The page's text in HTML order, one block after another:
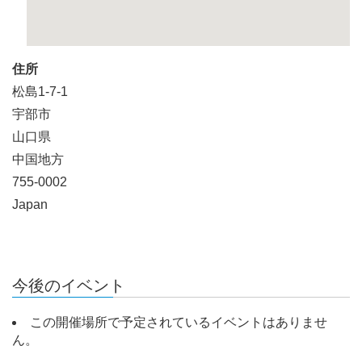
住所
松島1-7-1
宇部市
山口県
中国地方
755-0002
Japan
今後のイベント
この開催場所で予定されているイベントはありませ
ん。